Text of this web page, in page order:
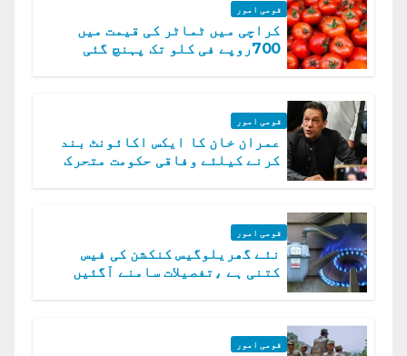
قومی امور
کراچی میں ٹماٹر کی قیمت میں
700روپے فی کلو تک پہنچ گئی
قومی امور
عمران خان کا ایکس اکائونٹ بند
کرنے کیلئے وفاقی حکومت متحرک
قومی امور
نئے گھریلوگیس کنکشن کی فیس
کتنی ہے ،تفصیلات سامنے آگئیں
قومی امور